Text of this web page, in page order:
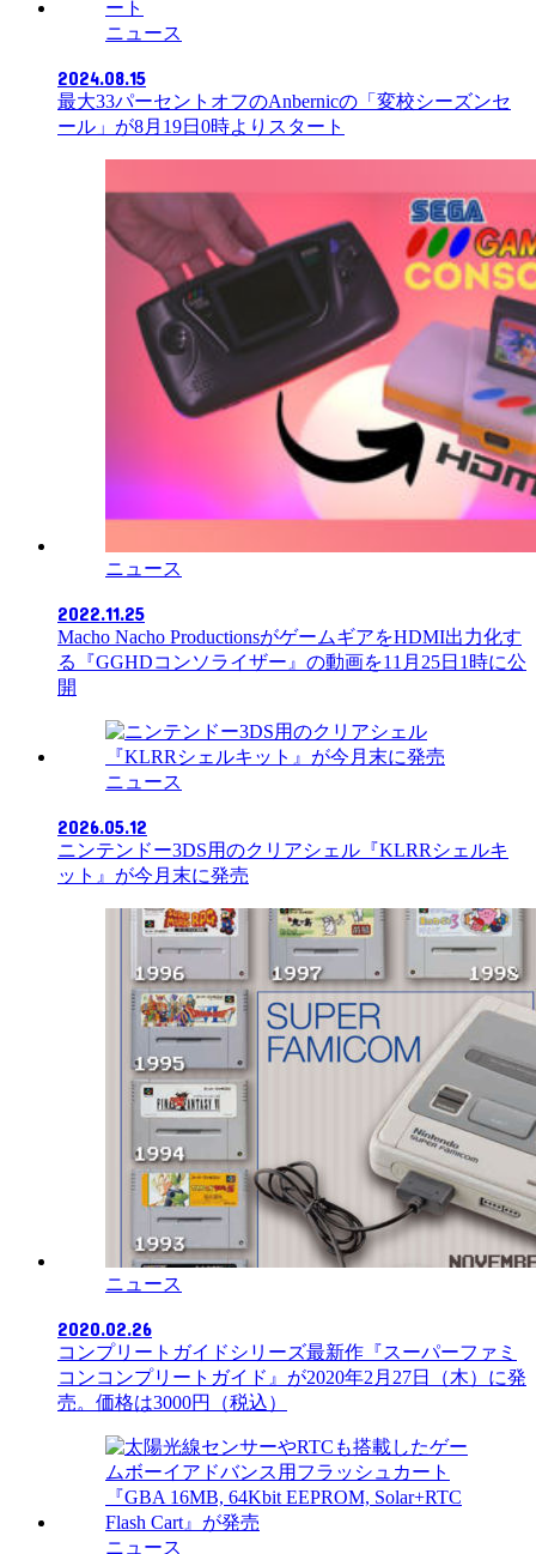
ニュース
2024.08.15
最大33パーセントオフのAnbernicの「変校シーズンセ
ール」が8月19日0時よりスタート
ニュース
2022.11.25
Macho Nacho ProductionsがゲームギアをHDMI出力化す
る『GGHDコンソライザー』の動画を11月25日1時に公
開
ニュース
2026.05.12
ニンテンドー3DS用のクリアシェル『KLRRシェルキ
ット』が今月末に発売
ニュース
2020.02.26
コンプリートガイドシリーズ最新作『スーパーファミ
コンコンプリートガイド』が2020年2月27日（木）に発
売。価格は3000円（税込）
ニュース